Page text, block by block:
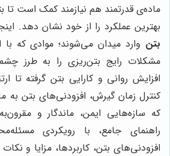
ماده‌ی قدرتمند هم نیازمند کمک است تا
بهترین عملکرد را از خود نشان دهد.
بتن وارد میدان می‌شوند؛ موادی که با
مشکلات رایج بتن‌ریزی را به طرز
افزایش روانی و کارایی بتن گرفته تا
کنترل زمان گیرش، افزودنی‌های بتن به
که سازه‌هایی ایمن، ماندگار و
راهنمای جامع، با رویکردی
افزودنی‌های بتن، کاربردها، مزایا و